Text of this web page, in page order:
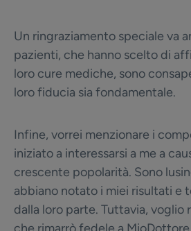
Un ringraziamento speciale va
pazienti, che hanno scelto di
loro cure mediche, sono
loro fiducia sia fondamentale.
Infine, vorrei menzionare i
iniziato a interessarsi a me a
crescente popolarità. Sono
abbiano notato i miei risultati e
dalla loro parte. Tuttavia, voglio